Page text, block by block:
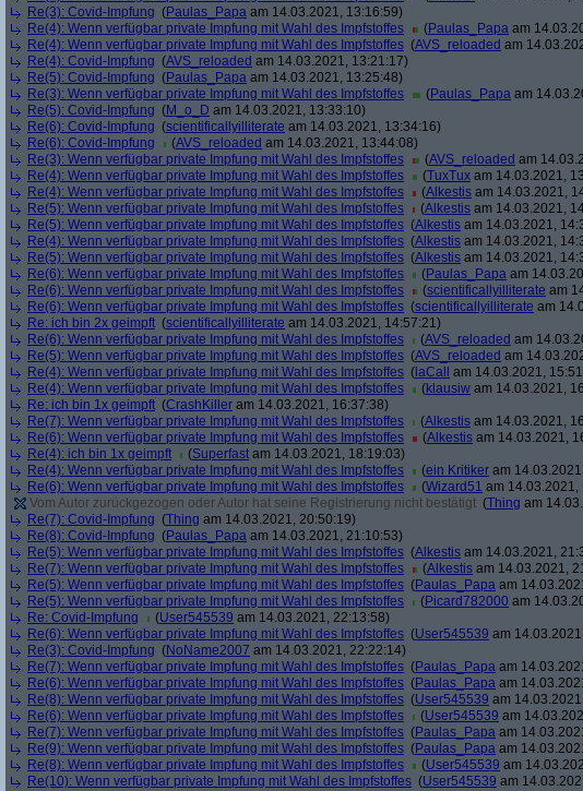
Re(3): Covid-Impfung (Paulas_Papa am 14.03.2021, 13:16:59)
Re(4): Wenn verfügbar private Impfung mit Wahl des Impfstoffes
(Paulas_Papa am
Re(4): Wenn verfügbar private Impfung mit Wahl des Impfstoffes (AVS_reloaded am
Re(4): Covid-Impfung (AVS_reloaded am 14.03.2021, 13:21:17)
Re(5): Covid-Impfung (Paulas_Papa am 14.03.2021, 13:25:48)
Re(3): Wenn verfügbar private Impfung mit Wahl des Impfstoffes
(Paulas_Papa am
Re(5): Covid-Impfung (M_o_D am 14.03.2021, 13:33:10)
Re(6): Covid-Impfung (scientificallyilliterate am 14.03.2021, 13:34:16)
Re(6): Covid-Impfung
(AVS_reloaded am 14.03.2021, 13:44:08)
Re(3): Wenn verfügbar private Impfung mit Wahl des Impfstoffes
(AVS_reloaded am
Re(4): Wenn verfügbar private Impfung mit Wahl des Impfstoffes
(TuxTux am 14.03.2021,
Re(4): Wenn verfügbar private Impfung mit Wahl des Impfstoffes
(Alkestis am 14.03.2021,
Re(5): Wenn verfügbar private Impfung mit Wahl des Impfstoffes
(Alkestis am 14.03.2021,
Re(5): Wenn verfügbar private Impfung mit Wahl des Impfstoffes (Alkestis am 14.03.2021,
Re(4): Wenn verfügbar private Impfung mit Wahl des Impfstoffes (Alkestis am 14.03.2021,
Re(5): Wenn verfügbar private Impfung mit Wahl des Impfstoffes (Alkestis am 14.03.2021,
Re(6): Wenn verfügbar private Impfung mit Wahl des Impfstoffes
(Paulas_Papa am
Re(6): Wenn verfügbar private Impfung mit Wahl des Impfstoffes
(scientificallyilliterate am
Re(6): Wenn verfügbar private Impfung mit Wahl des Impfstoffes (scientificallyilliterate am
Re: ich bin 2x geimpft (scientificallyilliterate am 14.03.2021, 14:57:21)
Re(6): Wenn verfügbar private Impfung mit Wahl des Impfstoffes
(AVS_reloaded am
Re(5): Wenn verfügbar private Impfung mit Wahl des Impfstoffes (AVS_reloaded am
Re(4): Wenn verfügbar private Impfung mit Wahl des Impfstoffes ( laCall
am 14.03.2021,
Re(4): Wenn verfügbar private Impfung mit Wahl des Impfstoffes
(klausiw am 14.03.2021,
Re: ich bin 1x geimpft (CrashKiller am 14.03.2021, 16:37:38)
Re(7): Wenn verfügbar private Impfung mit Wahl des Impfstoffes
(Alkestis am 14.03.2021,
Re(6): Wenn verfügbar private Impfung mit Wahl des Impfstoffes
(Alkestis am 14.03.2021,
Re(4): ich bin 1x geimpft
(Superfast am 14.03.2021, 18:19:03)
Re(4): Wenn verfügbar private Impfung mit Wahl des Impfstoffes
(ein Kritiker am
Re(6): Wenn verfügbar private Impfung mit Wahl des Impfstoffes
(Wizard51 am 14.03.2021,
Vom Autor zurückgezogen oder Autor hat seine Registrierung nicht bestätigt (Thing am
Re(7): Covid-Impfung (Thing am 14.03.2021, 20:50:19)
Re(8): Covid-Impfung (Paulas_Papa am 14.03.2021, 21:10:53)
Re(5): Wenn verfügbar private Impfung mit Wahl des Impfstoffes (Alkestis am 14.03.2021,
Re(7): Wenn verfügbar private Impfung mit Wahl des Impfstoffes
(Alkestis am 14.03.2021,
Re(5): Wenn verfügbar private Impfung mit Wahl des Impfstoffes (Paulas_Papa am
Re(5): Wenn verfügbar private Impfung mit Wahl des Impfstoffes
(Picard782000 am
Re: Covid-Impfung
(User545539 am 14.03.2021, 22:13:58)
Re(6): Wenn verfügbar private Impfung mit Wahl des Impfstoffes (User545539 am
Re(3): Covid-Impfung (NoName2007 am 14.03.2021, 22:22:14)
Re(7): Wenn verfügbar private Impfung mit Wahl des Impfstoffes (Paulas_Papa am
Re(6): Wenn verfügbar private Impfung mit Wahl des Impfstoffes (Paulas_Papa am
Re(8): Wenn verfügbar private Impfung mit Wahl des Impfstoffes (User545539 am
Re(6): Wenn verfügbar private Impfung mit Wahl des Impfstoffes
(User545539 am
Re(7): Wenn verfügbar private Impfung mit Wahl des Impfstoffes (Paulas_Papa am
Re(9): Wenn verfügbar private Impfung mit Wahl des Impfstoffes (Paulas_Papa am
Re(8): Wenn verfügbar private Impfung mit Wahl des Impfstoffes
(User545539 am
Re(10): Wenn verfügbar private Impfung mit Wahl des Impfstoffes (User545539 am